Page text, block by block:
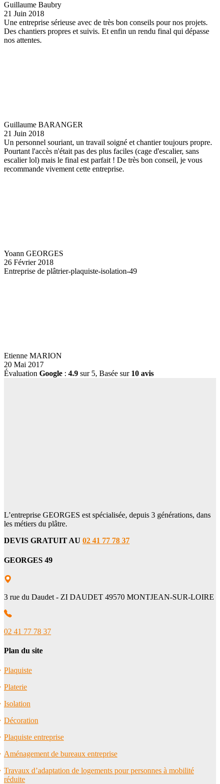
Guillaume Baubry
21 Juin 2018
Une entreprise sérieuse avec de très bon conseils pour nos projets.
Des chantiers propres et suivis. Et enfin un rendu final qui dépasse
nos attentes.
Guillaume BARANGER
21 Juin 2018
Un personnel souriant, un travail soigné et chantier toujours propre.
Pourtant l'accès n'était pas des plus faciles (cage d'escalier, sans
escalier lol) mais le final est parfait ! De très bon conseil, je vous
recommande vivement cette entreprise.
Yoann GEORGES
26 Février 2018
Entreprise de plâtrier-plaquiste-isolation-49
Etienne MARION
20 Mai 2017
Évaluation Google : 4.9 sur 5, Basée sur 10 avis
L’entreprise GEORGES est spécialisée, depuis 3 générations, dans
les métiers du plâtre.
DEVIS GRATUIT AU 02 41 77 78 37
GEORGES 49
3 rue du Daudet - ZI DAUDET 49570 MONTJEAN-SUR-LOIRE
02 41 77 78 37
Plan du site
Plaquiste
Platerie
Isolation
Décoration
Plaquiste entreprise
Aménagement de bureaux entreprise
Travaux d’adaptation de logements pour personnes à mobilité
réduite